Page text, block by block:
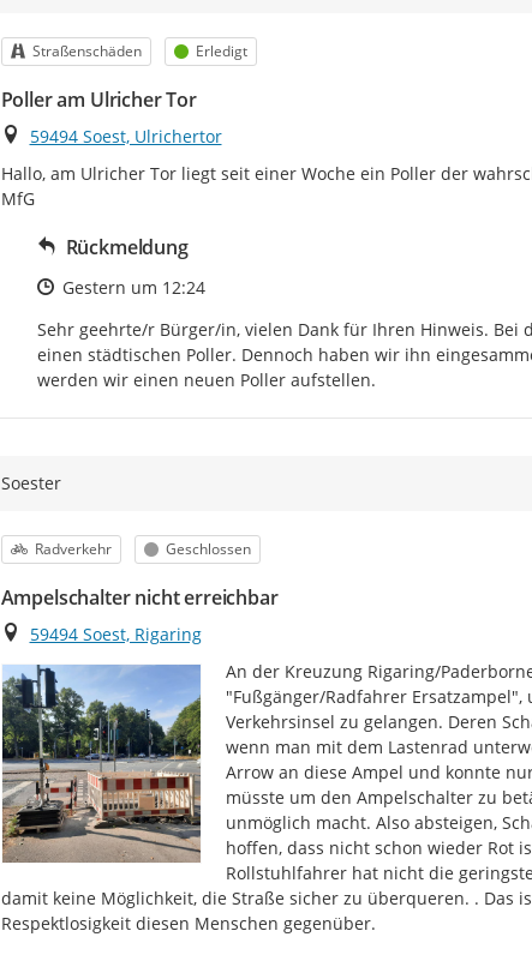
Kategorie
Straßenschäden Status
Erledigt
Poller am Ulricher Tor
Ort
59494 Soest, Ulrichertor
Hallo, am Ulricher Tor liegt seit einer Woche ein Poller der
MfG
Rückmeldung
Zeitpunkt des Erstellens
Gestern um 12:24
Sehr geehrte/r Bürger/in, vielen Dank für Ihren Hinweis.
einen städtischen Poller. Dennoch haben wir ihn
werden wir einen neuen Poller aufstellen.
Soester
Kategorie
Radverkehr Status
Geschlossen
Ampelschalter nicht erreichbar
Ort
59494 Soest, Rigaring
An der Kreuzung Rigaring/
"Fußgänger/Radfahrer
Verkehrsinsel zu gelangen. Deren
wenn man mit dem Lastenrad
Arrow an diese Ampel und konnte
müsste um den Ampelschalter zu
unmöglich macht. Also absteigen,
hoffen, dass nicht schon wieder Rot
Rollstuhlfahrer hat nicht die
damit keine Möglichkeit, die Straße sicher zu überqueren. . Das
Respektlosigkeit diesen Menschen gegenüber.